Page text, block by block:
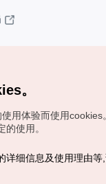
旅游发展局版权所有
。
用体验而使用cookies。
使用。
详细信息及使用理由等